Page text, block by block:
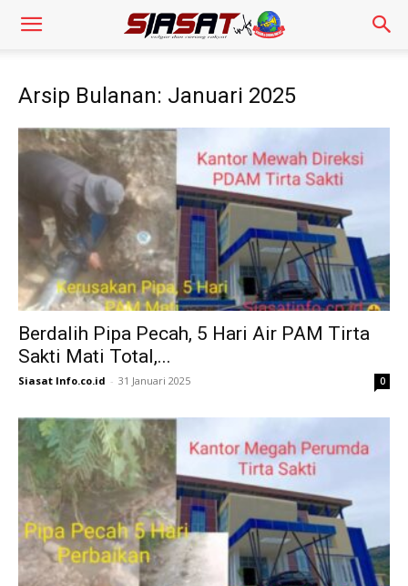
Arsip Bulanan: Januari 2025
Berdalih Pipa Pecah, 5 Hari Air PAM Tirta
Sakti Mati Total,...
Siasat Info.co.id - 31 Januari 2025 0